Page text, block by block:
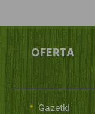
OFERTA
Gazetki